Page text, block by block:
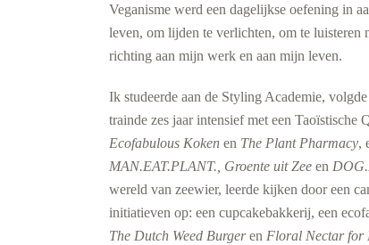
Veganisme werd een dagelijkse oefening in
leven, om lijden te verlichten, om te luisteren
richting aan mijn werk en aan mijn leven.
Ik studeerde aan de Styling Academie,
trainde zes jaar intensief met een Taoïstische
Ecofabulous Koken en The Plant Pharmacy,
MAN.EAT.PLANT., Groente uit Zee en
wereld van zeewier, leerde kijken door een
initiatieven op: een cupcakebakkerij, een
The Dutch Weed Burgeren Floral Nectar for